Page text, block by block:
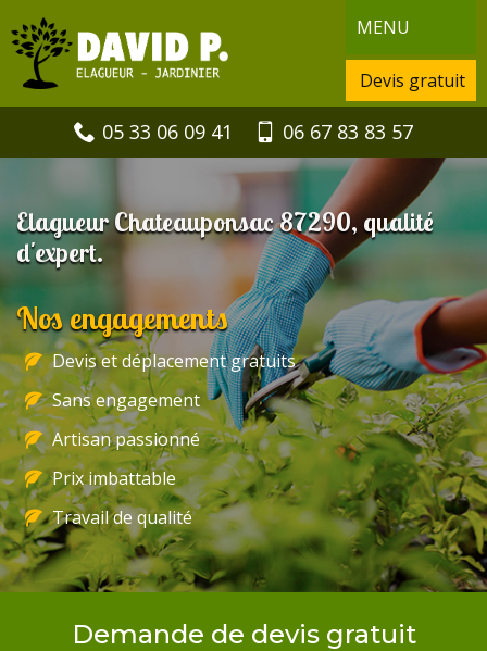
MENU
Devis gratuit
05 33 06 09 41 06 67 83 83 57
Elagueur Chateauponsac 87290, qualité
d'expert.
Nos engagements
Devis et déplacement gratuits
Sans engagement
Artisan passionné
Prix imbattable
Travail de qualité
Demande de devis gratuit